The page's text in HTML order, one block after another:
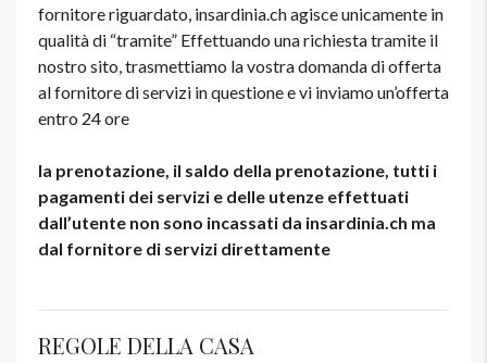
fornitore riguardato, insardinia.ch agisce unicamente in
qualità di “tramite” Effettuando una richiesta tramite il
nostro sito, trasmettiamo la vostra domanda di offerta
al fornitore di servizi in questione e vi inviamo un’offerta
entro 24 ore
la prenotazione, il saldo della prenotazione, tutti i
pagamenti dei servizi e delle utenze effettuati
dall’utente non sono incassati da insardinia.ch ma
dal fornitore di servizi direttamente
REGOLE DELLA CASA